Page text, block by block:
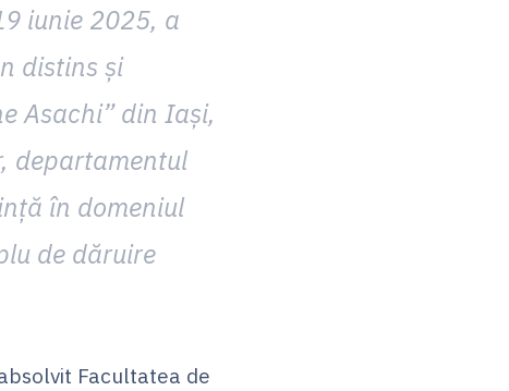
iunie 2025, a
distins și
Asachi” din Iași,
departamentul
în domeniul
de dăruire
Facultatea de